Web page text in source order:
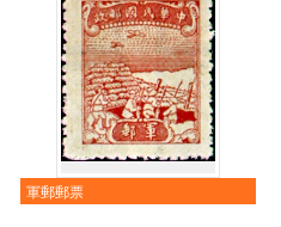
軍郵郵票